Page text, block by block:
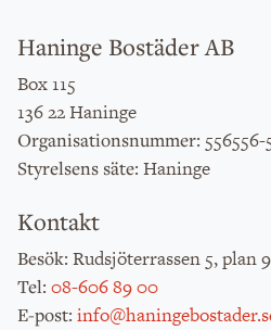
Haninge Bostäder AB
Box 115
136 22 Haninge
Organisationsnummer: 556556-
Styrelsens säte: Haninge
Kontakt
Besök: Rudsjöterrassen 5, plan
Tel: 08-606 89 00
E-post: